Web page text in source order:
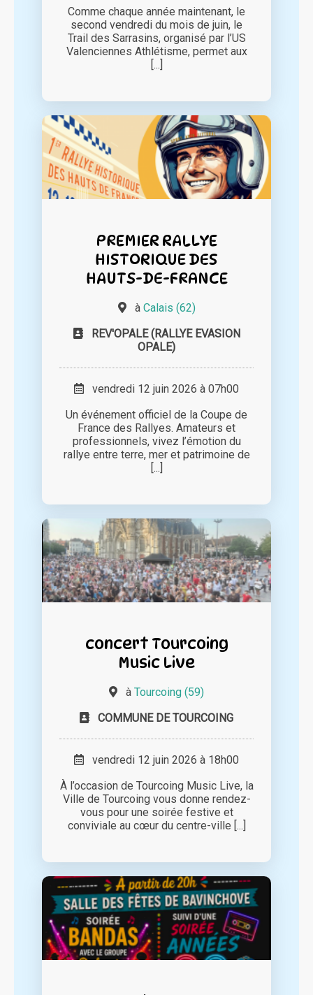
Comme chaque année maintenant, le
second vendredi du mois de juin, le
Trail des Sarrasins, organisé par l’US
Valenciennes Athlétisme, permet aux
[...]
PREMIER RALLYE
HISTORIQUE DES
HAUTS-DE-FRANCE
à Calais (62)
REV'OPALE (RALLYE EVASION
OPALE)
vendredi 12 juin 2026 à 07h00
Un événement officiel de la Coupe de
France des Rallyes. Amateurs et
professionnels, vivez l’émotion du
rallye entre terre, mer et patrimoine de
[...]
concert Tourcoing
Music Live
à Tourcoing (59)
COMMUNE DE TOURCOING
vendredi 12 juin 2026 à 18h00
À l’occasion de Tourcoing Music Live, la
Ville de Tourcoing vous donne rendez-
vous pour une soirée festive et
conviviale au cœur du centre-ville [...]